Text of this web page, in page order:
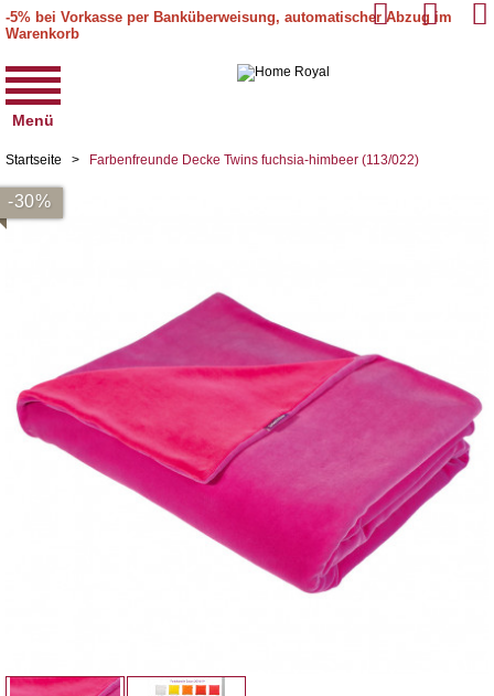
-5% bei Vorkasse per Banküberweisung, automatischer Abzug im
Warenkorb
Menü
Startseite > Farbenfreunde Decke Twins fuchsia-himbeer (113/022)
-30%